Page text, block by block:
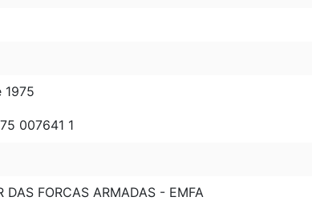
1975
007641 1
DAS FORCAS ARMADAS - EMFA